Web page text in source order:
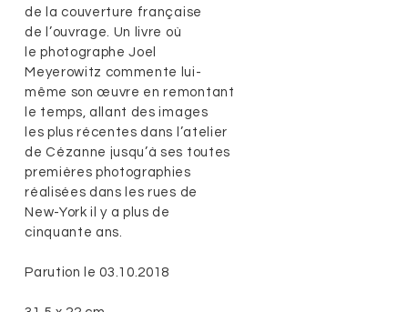
de la couverture française
de l’ouvrage. Un livre où
le photographe Joel
Meyerowitz commente lui-
même son œuvre en remontant
le temps, allant des images
les plus récentes dans l’atelier
de Cézanne jusqu’à ses toutes
premières photographies
réalisées dans les rues de
New-York il y a plus de
cinquante ans.
Parution le 03.10.2018